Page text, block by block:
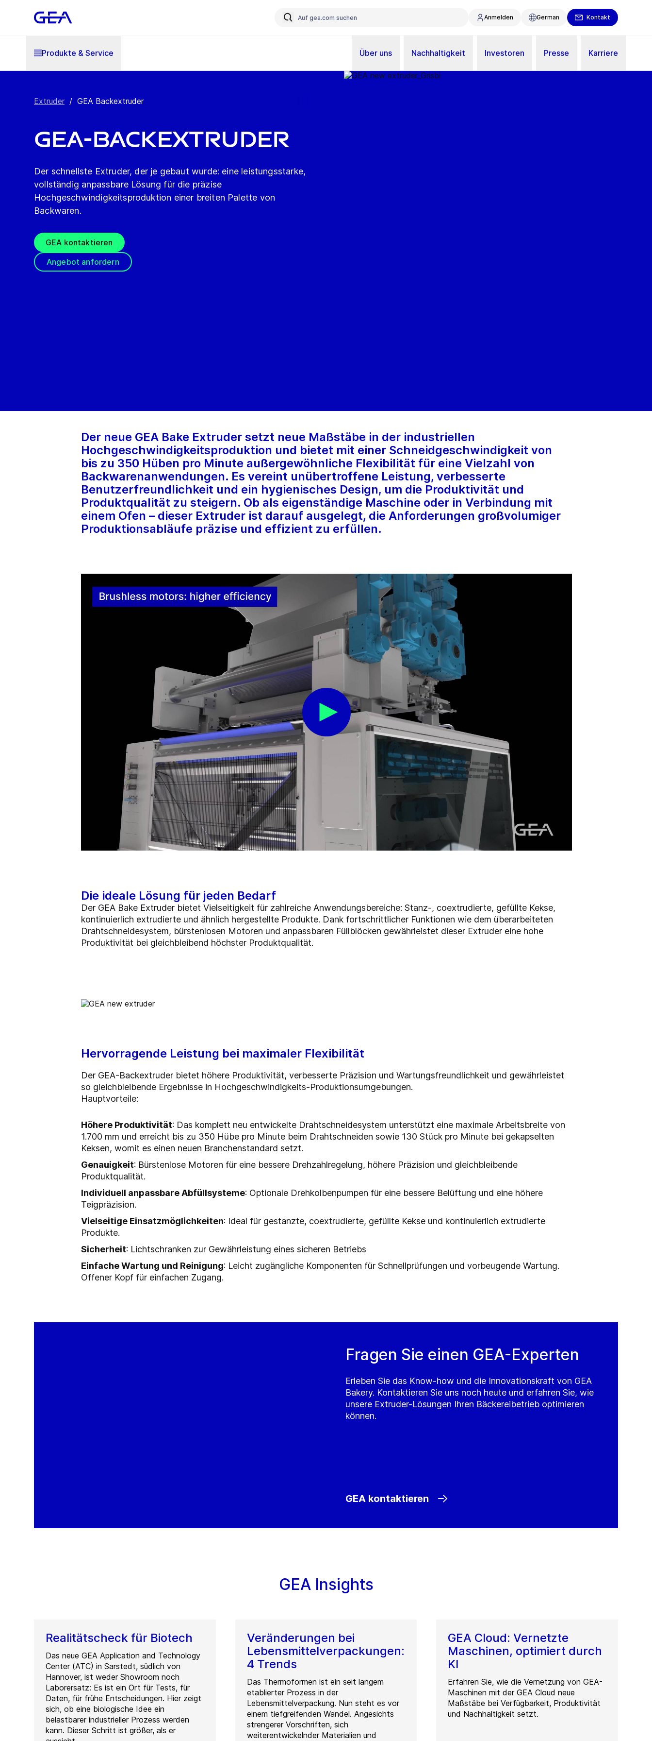
Anmelden German Kontakt
Produkte & Service Über uns Nachhaltigkeit Investoren Presse Karriere
Extruder / GEA Backextruder
GEA-Backextruder
Der schnellste Extruder, der je gebaut wurde: eine leistungsstarke,
vollständig anpassbare Lösung für die präzise
Hochgeschwindigkeitsproduktion einer breiten Palette von
Backwaren.
GEA kontaktieren
Angebot anfordern
Der neue GEA Bake Extruder setzt neue Maßstäbe in der industriellen
Hochgeschwindigkeitsproduktion und bietet mit einer Schneidgeschwindigkeit von
bis zu 350 Hüben pro Minute außergewöhnliche Flexibilität für eine Vielzahl von
Backwarenanwendungen. Es vereint unübertroffene Leistung, verbesserte
Benutzerfreundlichkeit und ein hygienisches Design, um die Produktivität und
Produktqualität zu steigern. Ob als eigenständige Maschine oder in Verbindung mit
einem Ofen – dieser Extruder ist darauf ausgelegt, die Anforderungen großvolumiger
Produktionsabläufe präzise und effizient zu erfüllen.
Die ideale Lösung für jeden Bedarf
Der GEA Bake Extruder bietet Vielseitigkeit für zahlreiche Anwendungsbereiche: Stanz-, coextrudierte, gefüllte Kekse,
kontinuierlich extrudierte und ähnlich hergestellte Produkte. Dank fortschrittlicher Funktionen wie dem überarbeiteten
Drahtschneidesystem, bürstenlosen Motoren und anpassbaren Füllblöcken gewährleistet dieser Extruder eine hohe
Produktivität bei gleichbleibend höchster Produktqualität.
Hervorragende Leistung bei maximaler Flexibilität
Der GEA-Backextruder bietet höhere Produktivität, verbesserte Präzision und Wartungsfreundlichkeit und gewährleistet
so gleichbleibende Ergebnisse in Hochgeschwindigkeits-Produktionsumgebungen.
Hauptvorteile:
Höhere Produktivität: Das komplett neu entwickelte Drahtschneidesystem unterstützt eine maximale Arbeitsbreite von
1.700 mm und erreicht bis zu 350 Hübe pro Minute beim Drahtschneiden sowie 130 Stück pro Minute bei gekapselten
Keksen, womit es einen neuen Branchenstandard setzt.
Genauigkeit: Bürstenlose Motoren für eine bessere Drehzahlregelung, höhere Präzision und gleichbleibende
Produktqualität.
Individuell anpassbare Abfüllsysteme: Optionale Drehkolbenpumpen für eine bessere Belüftung und eine höhere
Teigpräzision.
Vielseitige Einsatzmöglichkeiten: Ideal für gestanzte, coextrudierte, gefüllte Kekse und kontinuierlich extrudierte
Produkte.
Sicherheit: Lichtschranken zur Gewährleistung eines sicheren Betriebs
Einfache Wartung und Reinigung: Leicht zugängliche Komponenten für Schnellprüfungen und vorbeugende Wartung.
Offener Kopf für einfachen Zugang.
Fragen Sie einen GEA-Experten
Erleben Sie das Know-how und die Innovationskraft von GEA
Bakery. Kontaktieren Sie uns noch heute und erfahren Sie, wie
unsere Extruder-Lösungen Ihren Bäckereibetrieb optimieren
können.
GEA kontaktieren
GEA Insights
Realitätscheck für Biotech
Das neue GEA Application and Technology
Center (ATC) in Sarstedt, südlich von
Hannover, ist weder Showroom noch
Laborersatz: Es ist ein Ort für Tests, für
Daten, für frühe Entscheidungen. Hier zeigt
sich, ob eine biologische Idee ein
belastbarer industrieller Prozess werden
kann. Dieser Schritt ist größer, als er
Veränderungen bei
Lebensmittelverpackungen:
4 Trends
Das Thermoformen ist ein seit langem
etablierter Prozess in der
Lebensmittelverpackung. Nun steht es vor
einem tiefgreifenden Wandel. Angesichts
strengerer Vorschriften, sich
weiterentwickelnder Materialien und
GEA Cloud: Vernetzte
Maschinen, optimiert durch
KI
Erfahren Sie, wie die Vernetzung von GEA-
Maschinen mit der GEA Cloud neue
Maßstäbe bei Verfügbarkeit, Produktivität
und Nachhaltigkeit setzt.